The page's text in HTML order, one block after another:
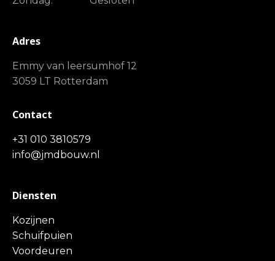
Adres
Emmy van leersumhof 12
3059 LT Rotterdam
Contact
+31 010 3810579
info@jmdbouw.nl
Diensten
Kozijnen
Schuifpuien
Voordeuren